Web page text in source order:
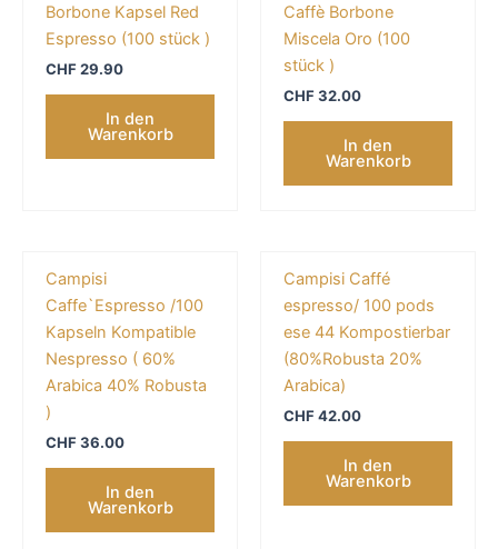
Borbone Kapsel Red
Espresso (100 stück )
CHF29.90
In den
Warenkorb
Caffè Borbone
Miscela Oro (100
stück )
CHF32.00
In den
Warenkorb
Campisi
Caffe`Espresso /100
Kapseln Kompatible
Nespresso ( 60%
Arabica 40% Robusta
)
CHF36.00
In den
Warenkorb
Campisi Caffé
espresso/ 100 pods
ese 44 Kompostierbar
(80%Robusta 20%
Arabica)
CHF42.00
In den
Warenkorb